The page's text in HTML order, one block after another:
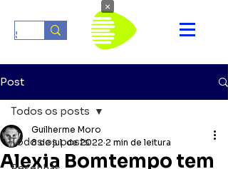
Post
Todos os posts
Todos os posts
Alexia Bomtempo tem
Guilherme Moro
8 de jul. de 2022 2 min de leitura
×